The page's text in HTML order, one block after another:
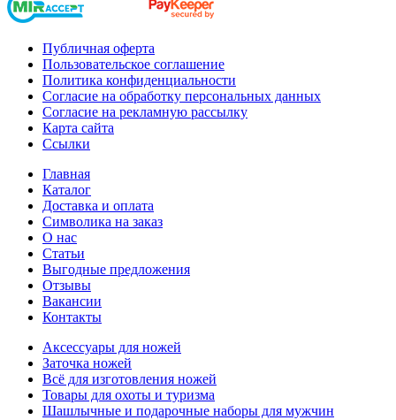
Публичная оферта
Пользовательское соглашение
Политика конфиденциальности
Согласие на обработку персональных данных
Согласие на рекламную рассылку
Карта сайта
Ссылки
Главная
Каталог
Доставка и оплата
Символика на заказ
О нас
Статьи
Выгодные предложения
Отзывы
Вакансии
Контакты
Аксессуары для ножей
Заточка ножей
Всё для изготовления ножей
Товары для охоты и туризма
Шашлычные и подарочные наборы для мужчин